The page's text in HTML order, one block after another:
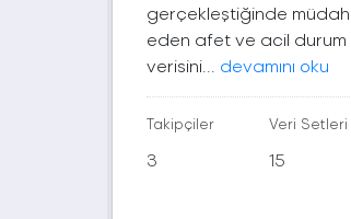
gerçekleştiğinde
eden afet ve acil durum
verisini... devamını oku
Takipçiler
3
Veri Setleri
15